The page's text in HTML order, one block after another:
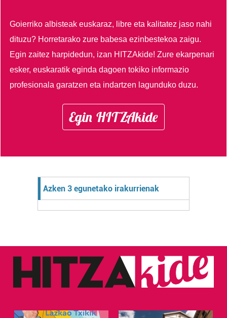
Goierriko albisteak euskaraz, libre eta kalitatez jaso nahi
dituzu? Horretarako zure babesa ezinbestekoa zaigu.
Egin zaitez harpidedun, izan HITZAkide!Zure ekarpenari
esker, euskaratik eginda dagoen tokiko informazio
profesionala garatzen eta indartzen lagunduko duzu.
Egin HITZAkide
Azken 3 egunetako irakurrienak